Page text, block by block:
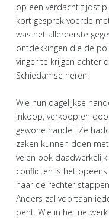
op een verdacht
kort gesprek voerde
was het allereerste
ontdekkingen die de
vinger te krijgen achter
Schiedamse heren.
Wie hun dagelijkse
inkoop, verkoop en
gewone handel. Ze
zaken kunnen doen
velen ook
conflicten is het
naar de rechter
Anders zal voortaan
bent. Wie in het